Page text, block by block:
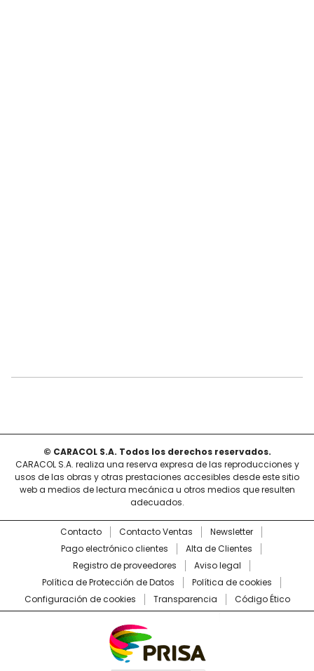
© CARACOL S.A. Todos los derechos reservados.
CARACOL S.A. realiza una reserva expresa de las reproducciones y
usos de las obras y otras prestaciones accesibles desde este sitio
web a medios de lectura mecánica u otros medios que resulten
adecuados.
Contacto Contacto Ventas
Newsletter
Pago electrónico clientes
Alta de Clientes
Registro de proveedores
Aviso legal
Política de Protección de Datos
Política de cookies
Configuración de cookies
Transparencia Código Ético